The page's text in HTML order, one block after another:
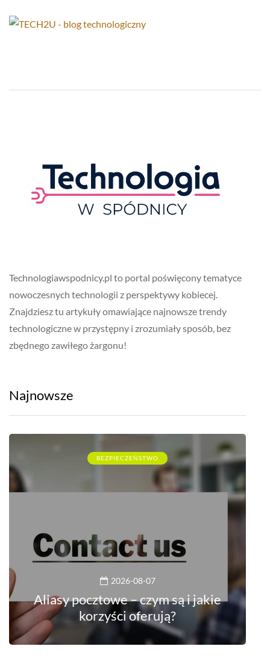
Technologiawspodnicy.pl to portal poświęcony tematyce
nowoczesnych technologii z perspektywy kobiecej.
Znajdziesz tu artykuły omawiające najnowsze trendy
technologiczne w przystępny i zrozumiały sposób, bez
zbędnego zawiłego żargonu!
Najnowsze
BEZPIECZEŃSTWO
2026-08-07
Aliasy pocztowe – czym są i jakie
korzyści oferują?